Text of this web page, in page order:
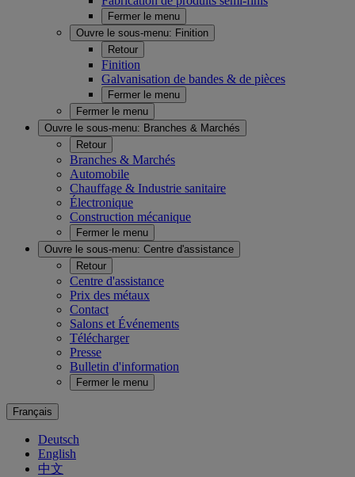
Fermer le menu
Ouvre le sous-menu: Finition
Retour
Finition
Galvanisation de bandes & de pièces
Fermer le menu
Fermer le menu
Ouvre le sous-menu: Branches & Marchés
Retour
Branches & Marchés
Automobile
Chauffage & Industrie sanitaire
Électronique
Construction mécanique
Fermer le menu
Ouvre le sous-menu: Centre d'assistance
Retour
Centre d'assistance
Prix des métaux
Contact
Salons et Événements
Télécharger
Presse
Bulletin d'information
Fermer le menu
Français
Deutsch
English
中文